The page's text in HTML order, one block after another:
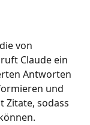
von
Claude ein
Antworten
und
Zitate, sodass